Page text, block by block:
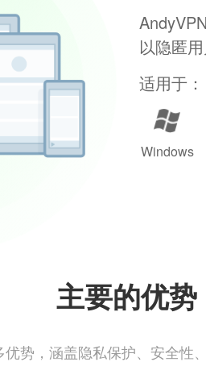
以隐匿
适用于：
Windows
主要的优势
势，涵盖隐私保护、安全性